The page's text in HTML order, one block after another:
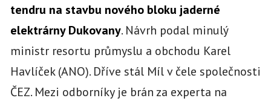
tendru na stavbu nového bloku jaderné
elektrárny Dukovany. Návrh podal minulý
ministr resortu průmyslu a obchodu Karel
Havlíček (ANO). Dříve stál Míl v čele společnosti
ČEZ. Mezi odborníky je brán za experta na